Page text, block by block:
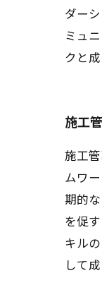
ダー
ミュ
クと
施工
施工
ムワ
期的
を促
キル
して